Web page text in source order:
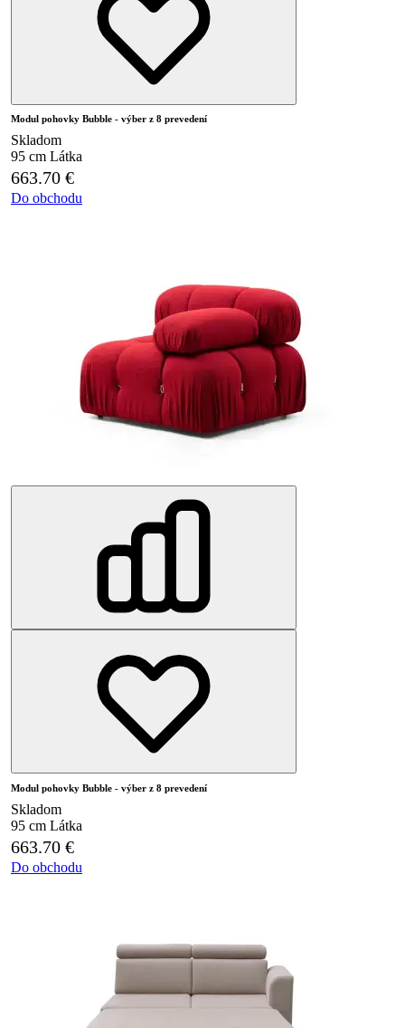
Modul pohovky Bubble - výber z 8 prevedení
Skladom
95 cm Látka
663.70 €
Do obchodu
Modul pohovky Bubble - výber z 8 prevedení
Skladom
95 cm Látka
663.70 €
Do obchodu